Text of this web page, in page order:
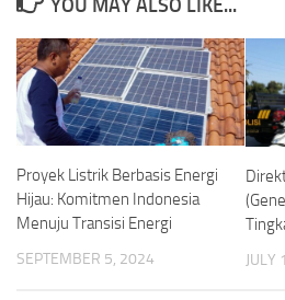
YOU MAY ALSO LIKE...
Proyek Listrik Berbasis Energi
Hijau: Komitmen Indonesia
Menuju Transisi Energi
SEPTEMBER 5, 2024 JULY